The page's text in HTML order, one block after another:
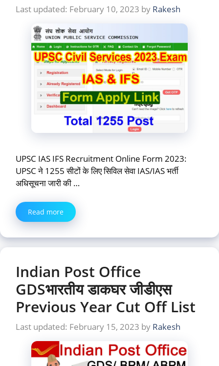
February 10, 2023 by Rakesh
UPSC IAS IFS Recruitment Online Form 2023:
UPSC ने 1255 सीटों के लिए सिविल सेवा IAS/IAS भर्ती
अधिसूचना जारी की …
Read more
Indian Post Office
GDSभारतीय डाकघर जीडीएस
Previous Year Cut Off List
February 15, 2023 by Rakesh